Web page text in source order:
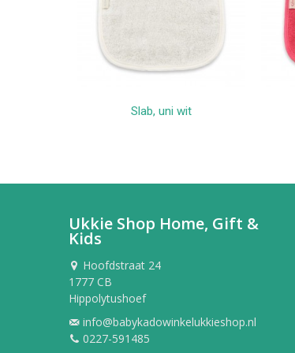
In winkelwagen
Slab, uni wit
Ukkie Shop Home, Gift &
Kids
Hoofdstraat 24
1777 CB
Hippolytushoef
info@babykadowinkelukkieshop.nl
0227-591485